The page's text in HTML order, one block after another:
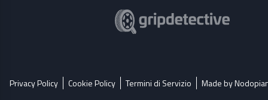
Privacy Policy Cookie Policy Termini di Servizio Made by